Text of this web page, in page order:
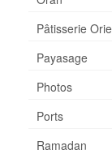
Plages
Pâtisserie
Payasage
Photos
Ports
Ramadan